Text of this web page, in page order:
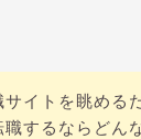
サイトを眺める
職するならどん